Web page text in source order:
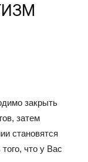
закрыть
затем
становятся
что у Вас